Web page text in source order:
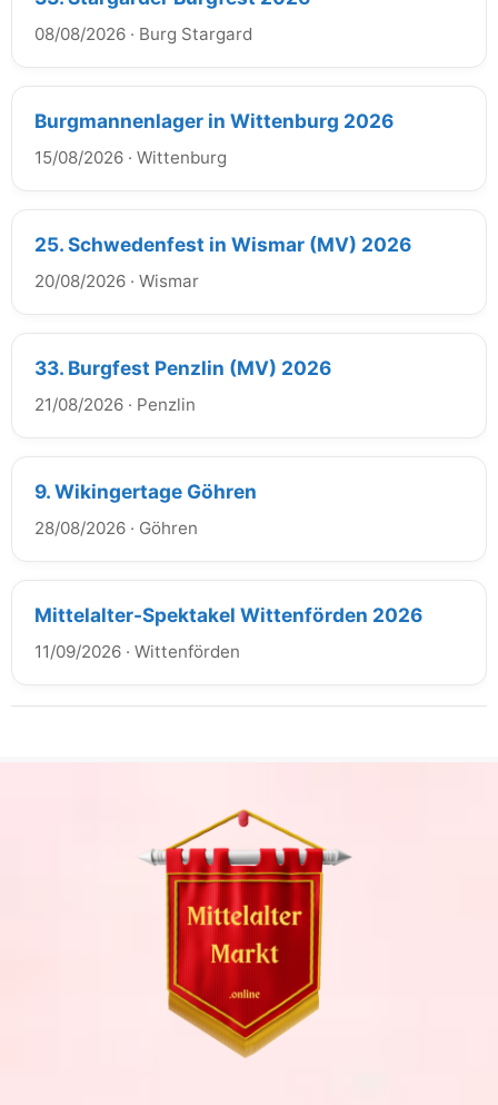
08/08/2026 · Burg Stargard
Burgmannenlager in Wittenburg 2026
15/08/2026 · Wittenburg
25. Schwedenfest in Wismar (MV) 2026
20/08/2026 · Wismar
33. Burgfest Penzlin (MV) 2026
21/08/2026 · Penzlin
9. Wikingertage Göhren
28/08/2026 · Göhren
Mittelalter-Spektakel Wittenförden 2026
11/09/2026 · Wittenförden